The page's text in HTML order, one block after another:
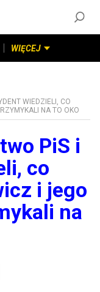
WIĘCEJ
WIEDZIELI, CO
NA TO OKO
PiS i
co
i jego
na